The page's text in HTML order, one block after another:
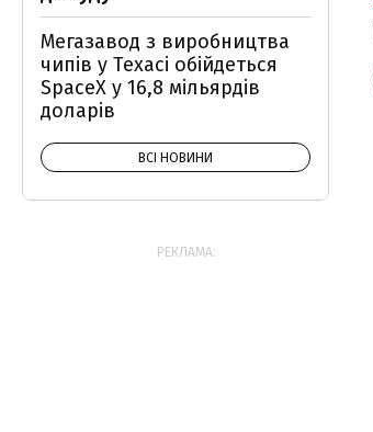
Мегазавод з виробництва
чипів у Техасі обійдеться
SpaceX у 16,8 мільярдів
доларів
ВСІ НОВИНИ
РЕКЛАМА: